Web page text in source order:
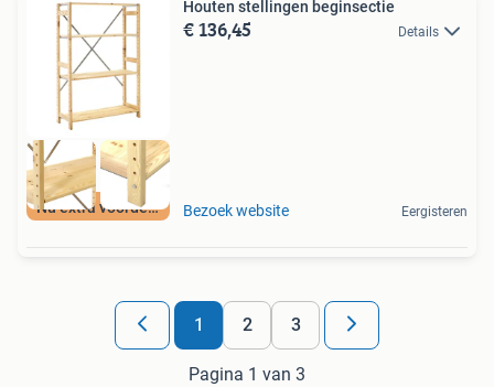
Nu extra voordeel
Houten stellingen beginsectie
€ 136,45 Details
Bezoek website Eergisteren
1 2 3
Pagina 1 van 3